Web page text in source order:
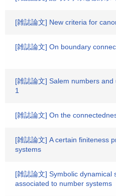
[雑誌論文] New criteria for
[雑誌論文] On boundary
[雑誌論文] Salem numbers
1
[雑誌論文] On the
[雑誌論文] A certain finiteness
systems
[雑誌論文] Symbolic dynamical
associated to number systems